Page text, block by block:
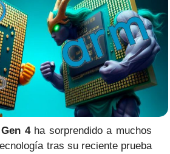
4ha sorprendido a muchos
tras su reciente prueba